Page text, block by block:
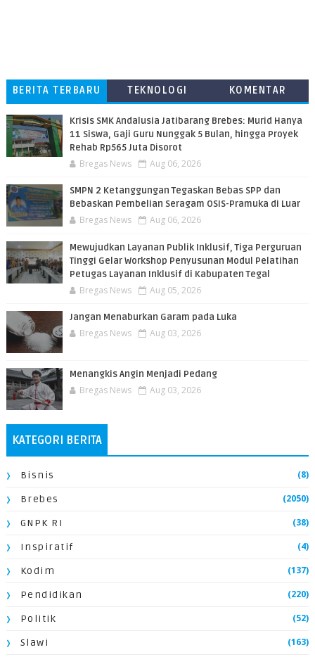
BERITA TERBARU TEKNOLOGI
KOMENTAR
Krisis SMK Andalusia Jatibarang Brebes: Murid Hanya
11 Siswa, Gaji Guru Nunggak 5 Bulan, hingga Proyek
Rehab Rp565 Juta Disorot
Bregas News Aug 06, 2026
SMPN 2 Ketanggungan Tegaskan Bebas SPP dan
Bebaskan Pembelian Seragam OSIS-Pramuka di Luar
Bregas News Aug 06, 2026
​Mewujudkan Layanan Publik Inklusif, Tiga Perguruan
Tinggi Gelar Workshop Penyusunan Modul Pelatihan
Petugas Layanan Inklusif di Kabupaten Tegal
Bregas News Aug 05, 2026
Jangan Menaburkan Garam pada Luka
Bregas News Aug 03, 2026
Menangkis Angin Menjadi Pedang
Bregas News Aug 03, 2026
KATEGORI BERITA
Bisnis (8)
Brebes (2050)
GNPK RI (38)
Inspiratif (4)
Kodim (137)
Pendidikan (220)
Politik (52)
Slawi (163)